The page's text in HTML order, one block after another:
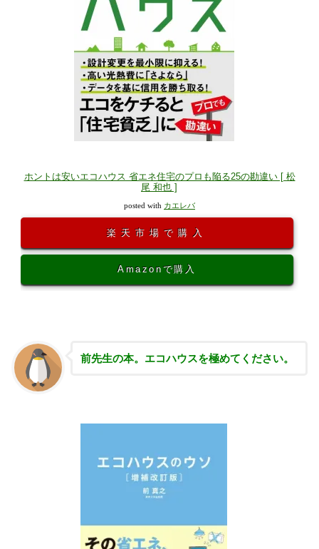
ホントは安いエコハウス 省エネ住宅のプロも陥る25の勘違い [ 松
尾 和也 ]
posted with カエレバ
楽天市場で購入
Amazonで購入
前先生の本。エコハウスを極めてください。